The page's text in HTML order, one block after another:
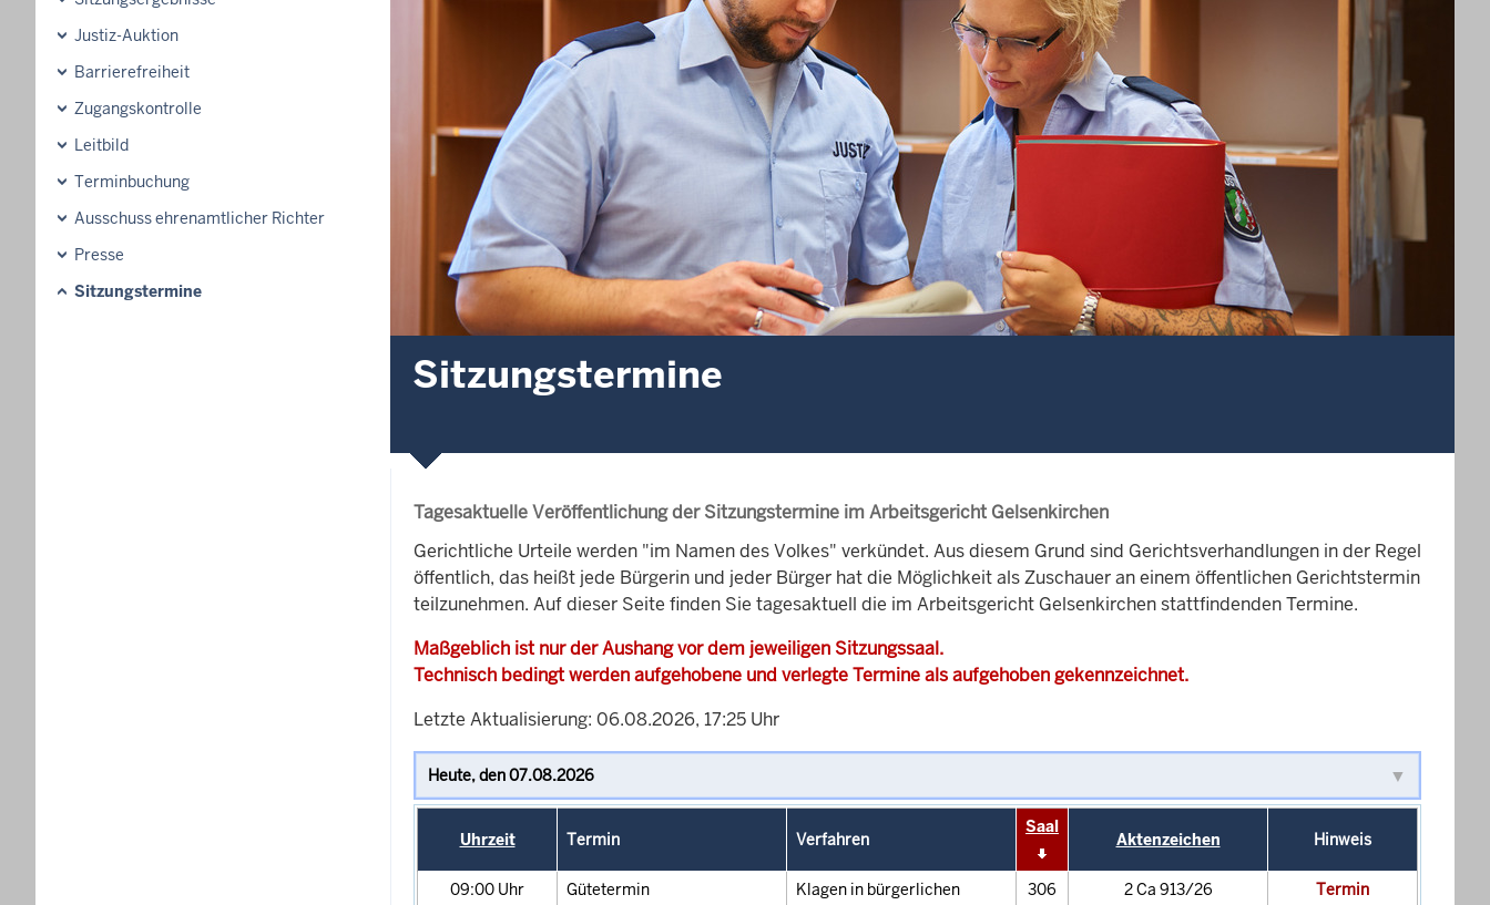
Justiz-Auktion
Barrierefreiheit
Zugangskontrolle
Leitbild
Terminbuchung
Ausschuss ehrenamtlicher Richter
Presse
Sitzungstermine
Sitzungstermine
Tagesaktuelle Veröffentlichung der Sitzungstermine im Arbeitsgericht Gelsenkirchen
Gerichtliche Urteile werden "im Namen des Volkes" verkündet. Aus diesem Grund sind Gerichtsverhandlungen in der Regel
öffentlich, das heißt jede Bürgerin und jeder Bürger hat die Möglichkeit als Zuschauer an einem öffentlichen Gerichtstermin
teilzunehmen. Auf dieser Seite finden Sie tagesaktuell die im Arbeitsgericht Gelsenkirchen stattfindenden Termine.
Maßgeblich ist nur der Aushang vor dem jeweiligen Sitzungssaal.
Technisch bedingt werden aufgehobene und verlegte Termine als aufgehoben gekennzeichnet.
Letzte Aktualisierung: 06.08.2026, 17:25 Uhr
Uhrzeit Termin Verfahren
Saal
Aktenzeichen Hinweis
09:00 Uhr Gütetermin
Klagen in bürgerlichen
306 2 Ca 913/26
Termin